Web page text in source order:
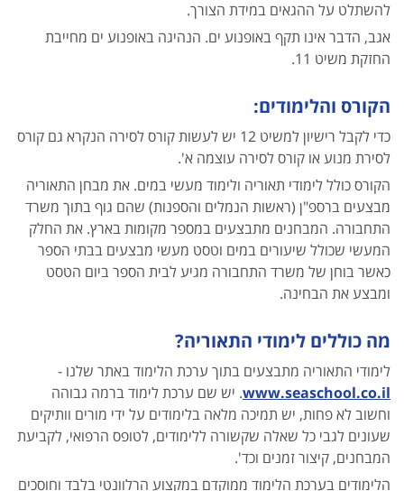
להשתלט על ההגאים במידת הצורך.
אגב, הדבר אינו תקף באופנוע ים. הנהיגה באופנוע ים מחייבת
החזקת משיט 11.
הקורס והלימודים:
כדי לקבל רישיון למשיט 12 יש לעשות קורס לסירה הנקרא גם קורס
לסירת מנוע או קורס לסירה עוצמה א'.
הקורס כולל לימודי תאוריה ולימוד מעשי במים. את מבחן התאוריה
מבצעים ברספ"ן (ראשות הנמלים והספנות) שהם גוף בתוך משרד
התחבורה. המבחנים מתבצעים במספר מקומות בארץ. את החלק
המעשי שכולל שיעורים במים וטסט מעשי מבצעים בבתי הספר
כאשר בוחן של משרד התחבורה מגיע לבית הספר ביום הטסט
ומבצע את הבחינה.
מה כוללים לימודי התאוריה?
לימודי התאוריה מתבצעים בתוך ערכת הלימוד באתר שלנו -
www.seaschool.co.il. יש שם ערכת לימוד ברמה גבוהה
וחשוב לא פחות, יש תמיכה מלאה בלימודים על ידי מורים וותיקים
שעונים לגבי כל שאלה שקשורה ללימודים, לטופס הרפואי, לקביעת
המבחנים, קיצור זמנים וכד'.
הלימודים בערכת הלימוד ממוקדם במקצוע הרלוונטי בלבד וחוסכים